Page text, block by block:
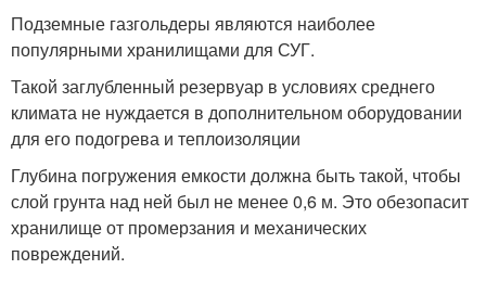
Подземные газгольдеры являются наиболее
популярными хранилищами для СУГ.
Такой заглубленный резервуар в условиях среднего
климата не нуждается в дополнительном оборудовании
для его подогрева и теплоизоляции
Глубина погружения емкости должна быть такой, чтобы
слой грунта над ней был не менее 0,6 м. Это обезопасит
хранилище от промерзания и механических
повреждений.